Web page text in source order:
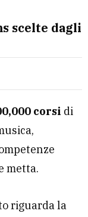
scelte dagli
corsi di
metta.
riguarda la